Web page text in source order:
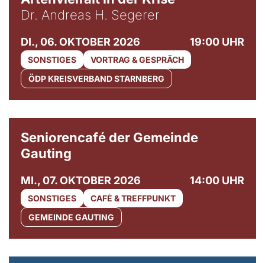
Dr. Andreas H. Segerer
DI., 06. OKTOBER 2026 19:00 UHR
SONSTIGES
VORTRAG & GESPRÄCH
ÖDP KREISVERBAND STARNBERG
Seniorencafé der Gemeinde
Gauting
MI., 07. OKTOBER 2026 14:00 UHR
SONSTIGES
CAFÉ & TREFFPUNKT
GEMEINDE GAUTING